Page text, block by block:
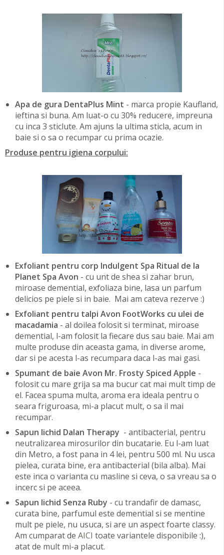
Apa de gura DentaPlus Mint - marca propie Kaufland,
ieftina si buna. Am luat-o cu 30% reducere, impreuna
cu inca 3 sticlute. Am ajuns la ultima sticla, acum in
baie si o sa o recumpar cu prima ocazie.
Produse pentru igiena corpului:
Exfoliant pentru corp Indulgent Spa Ritual de la
Planet Spa Avon - cu unt de shea si zahar brun,
miroase demential, exfoliaza bine, lasa un parfum
delicios pe piele si in baie. Mai am cateva rezerve :)
Exfoliant pentru talpi Avon FootWorks cu ulei de
macadamia - al doilea folosit si terminat, miroase
demential, l-am folosit la fiecare dus sau baie. Mai am
multe produse din aceasta gama, in diverse arome,
dar si pe acesta l-as recumpara daca l-as mai gasi.
Spumant de baie Avon Mr. Frosty Spiced Apple -
folosit cu mare grija sa ma bucur cat mai mult timp de
el. Facea spuma multa, aroma era ideala pentru o
seara friguroasa, mi-a placut mult, o sa il mai
recumpar.
Sapun lichid Dalan Therapy - antibacterial, pentru
neutralizarea mirosurilor din bucatarie. Eu l-am luat
din Metro, a fost pana in 4 lei, pentru 500 ml. Nu usca
pielea, curata bine, era antibacterial (bila alba). Mai
este inca o varianta cu masline si ceva, o sa vreau sa o
incerc si pe aceea.
Sapun lichid Senza Ruby - cu trandafir de damasc,
curata bine, parfumul este demential si se mentine
mult pe piele, nu usuca, si are un aspect foarte classy.
Am cumparat de AICI toate variantele disponibile :),
atat de mult mi-a placut.